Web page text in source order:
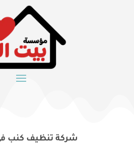
شركة تنظيف كنب